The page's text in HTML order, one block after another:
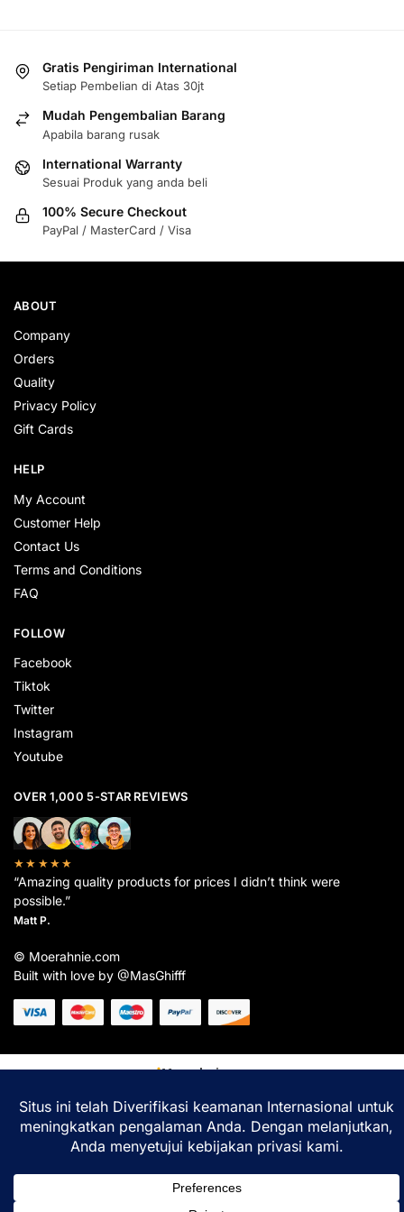
Gratis Pengiriman International
Setiap Pembelian di Atas 30jt
Mudah Pengembalian Barang
Apabila barang rusak
International Warranty
Sesuai Produk yang anda beli
100% Secure Checkout
PayPal / MasterCard / Visa
ABOUT
Company
Orders
Quality
Privacy Policy
Gift Cards
HELP
My Account
Customer Help
Contact Us
Terms and Conditions
FAQ
FOLLOW
Facebook
Tiktok
Twitter
Instagram
Youtube
OVER 1,000 5-STAR REVIEWS
★★★★★
“Amazing quality products for prices I didn’t think were
possible.”
Matt P.
© Moerahnie.com
Built with love by @MasGhifff
Moerahnie.com
pengalaman belanja terbaik Anda.